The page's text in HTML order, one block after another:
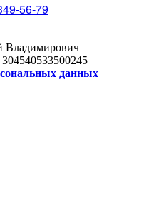
56-79
Владимирович
данных